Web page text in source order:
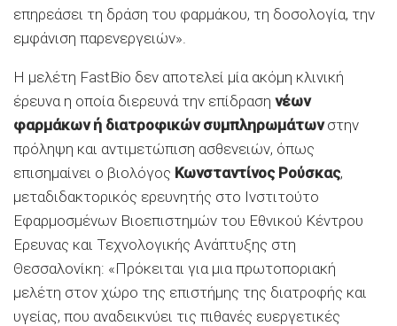
επηρεάσει τη δράση του φαρμάκου, τη δοσολογία, την
εμφάνιση παρενεργειών».
Η μελέτη FastBio δεν αποτελεί μία ακόμη κλινική
έρευνα η οποία διερευνά την επίδραση νέων
φαρμάκων ή διατροφικών συμπληρωμάτωνστην
πρόληψη και αντιμετώπιση ασθενειών, όπως
επισημαίνει ο βιολόγος Κωνσταντίνος Ρούσκας,
μεταδιδακτορικός ερευνητής στο Ινστιτούτο
Εφαρμοσμένων Βιοεπιστημών του Εθνικού Κέντρου
Ερευνας και Τεχνολογικής Ανάπτυξης στη
Θεσσαλονίκη: «Πρόκειται για μια πρωτοποριακή
μελέτη στον χώρο της επιστήμης της διατροφής και
υγείας, που αναδεικνύει τις πιθανές ευεργετικές